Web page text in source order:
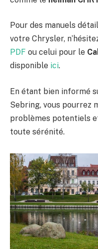
Pour des manuels
votre Chrysler,
PDF ou celui pour le
disponible ici.
En étant bien informé
Sebring, vous pourrez
problèmes potentiels
toute sérénité.